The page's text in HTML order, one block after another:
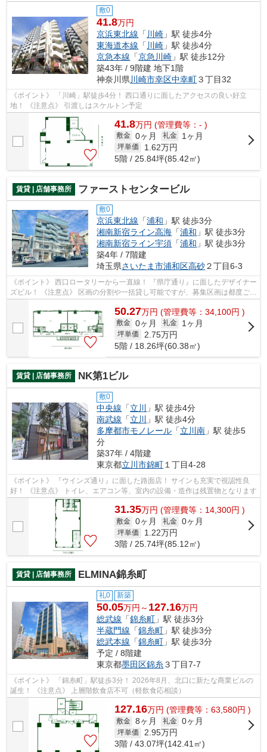
敷0
41.8万円
京浜東北線 「 川崎 」駅 徒歩4分
東海道本線 「 川崎 」駅 徒歩4分
京急本線 「京急川崎 」駅 徒歩12分
築43年 / 9階建 地下1階
神奈川県 川崎市幸区中幸町３丁目32
《ポイント》 「川崎」駅徒歩4分！ 西口通りに面したアクセスの良い好立
地！ 《注意点》 引渡しはスケルトン予定
41.8万円 (管理費等：- )
敷金 0ヶ月 礼金 1ヶ月
坪単価 1.62万円
5階 / 25.84坪(85.42㎡)
賃貸 | 店舗事務所 ファーストセンタービル
敷0
京浜東北線 「浦和 」駅 徒歩3分
湘南新宿ライン高海 「浦和 」駅 徒歩3分
湘南新宿ライン宇須 「浦和 」駅 徒歩3分
築4年 / 7階建
埼玉県さいたま市浦和区高砂２丁目6-3
《ポイント》 西口ロータリーから一直線！ 『県庁通り』に面したデザイナー
ズビル！ 《注意点》 区画の分割や一括貸し可能ですが、募集区画は都度ご確
50.27万円 (管理費等：34,100円 )
敷金 0ヶ月 礼金 1ヶ月
坪単価 2.75万円
5階 / 18.26坪(60.38㎡)
賃貸 | 店舗事務所 NK第1ビル
敷0
中央線 「立川
」駅 徒歩4分
南武線 「立川
」駅 徒歩4分
多摩都市モノレール 「立川南 」駅 徒歩5
分
築37年 / 4階建
東京都立川市錦町１丁目4-28
《ポイント》 『ウインズ通り』に面した路面店！ サインも充実で視認性良
好！ 《注意点》 トイレ、エアコン等、室内の設備・造作は残置物となります
31.35万円 (管理費等：14,300円 )
敷金 0ヶ月 礼金 0ヶ月
坪単価 1.22万円
3階 / 25.74坪(85.12㎡)
賃貸 | 店舗事務所 ELMINA錦糸町
礼0 新築
50.05万円～ 127.16万円
総武線 「錦糸町 」駅 徒歩3分
半蔵門線 「錦糸町 」駅 徒歩3分
総武本線 「錦糸町 」駅 徒歩3分
予定 / 8階建
東京都墨田区錦糸 ３丁目7-7
《ポイント》 「錦糸町」駅徒歩3分！ 2026年8月、北口に新たな商業ビルの
誕生！ 《注意点》 上層階飲食店不可（軽飲食応相談）
127.16万円 (管理費等：63,580円 )
敷金 8ヶ月 礼金 0ヶ月
坪単価 2.95万円
3階 / 43.07坪(142.41㎡)